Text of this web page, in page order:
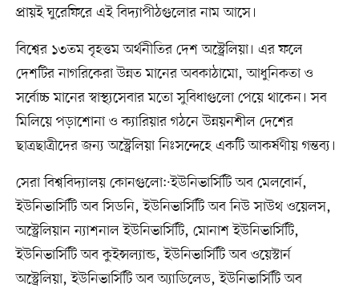
প্রায়ই ঘুরেফিরে এই বিদ্যাপীঠগুলোর নাম আসে।
বিশ্বের ১৩তম বৃহত্তম অর্থনীতির দেশ অস্ট্রেলিয়া। এর ফলে
দেশটির নাগরিকেরা উন্নত মানের অবকাঠামো, আধুনিকতা ও
সর্বোচ্চ মানের স্বাস্থ্যসেবার মতো সুবিধাগুলো পেয়ে থাকেন। সব
মিলিয়ে পড়াশোনা ও ক্যারিয়ার গঠনে উন্নয়নশীল দেশের
ছাত্রছাত্রীদের জন্য অস্ট্রেলিয়া নিঃসন্দেহে একটি আকর্ষণীয় গন্তব্য।
সেরা বিশ্ববিদ্যালয় কোনগুলো:·ইউনিভার্সিটি অব মেলবোর্ন,
ইউনিভার্সিটি অব সিডনি, ইউনিভার্সিটি অব নিউ সাউথ ওয়েলস,
অস্ট্রেলিয়ান ন্যাশনাল ইউনিভার্সিটি, মোনাশ ইউনিভার্সিটি,
ইউনিভার্সিটি অব কুইন্সল্যান্ড, ইউনিভার্সিটি অব ওয়েস্টার্ন
অস্ট্রেলিয়া, ইউনিভার্সিটি অব অ্যাডিলেড, ইউনিভার্সিটি অব